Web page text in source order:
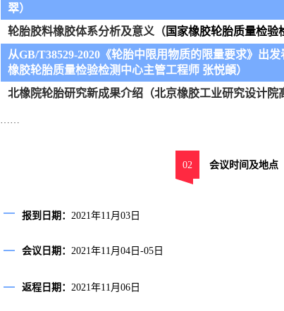
翠）
轮胎胶料橡胶体系分析及意义 （ 国家橡胶轮胎质量检验
从GB/T38529-2020《轮胎中限用物质的限量要求》出
橡胶轮胎质量检验检测中心主管工程师 张悦頔）
北橡院轮胎研究新成果介绍（北京橡胶工业研究设计院
……
02 会议时间及地点
报到日期：2021年11月03日
会议日期：2021年11月04日-05日
返程日期：2021年11月06日